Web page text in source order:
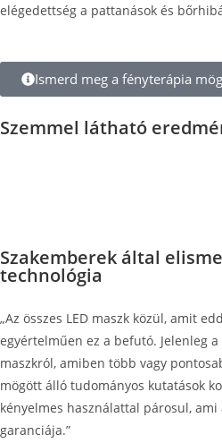
elégedettség a pattanások és
Ismerd meg a fényterápia
Szemmel látható
Szakemberek által
technológia
„Az összes LED maszk közül, amit
egyértelműen ez a befutó. Jelenleg
maszkról, amiben több vagy
mögött álló tudományos kutatások
kényelmes használattal párosul,
garanciája.”